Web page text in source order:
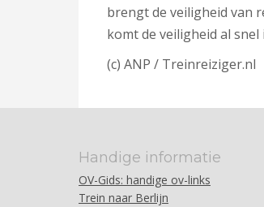
brengt de veiligheid van
komt de veiligheid al snel
(c) ANP / Treinreiziger.nl
Handige informatie
OV-Gids: handige ov-links
Trein naar Berlijn